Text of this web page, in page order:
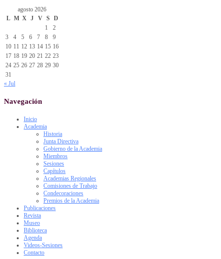
agosto 2026
L M X J V S
D
1
2
3
4 5 6 7 8
9
10 11 12 13 14 15 16
17 18 19 20 21 22 23
24 25 26 27 28 29 30
31
« Jul
Navegación
Inicio
Academia
Historia
Junta Directiva
Gobierno de la Academia
Miembros
Sesiones
Capítulos
Academias Regionales
Comisiones de Trabajo
Condecoraciones
Premios de la Academia
Publicaciones
Revista
Museo
Biblioteca
Agenda
Videos-Sesiones
Contacto